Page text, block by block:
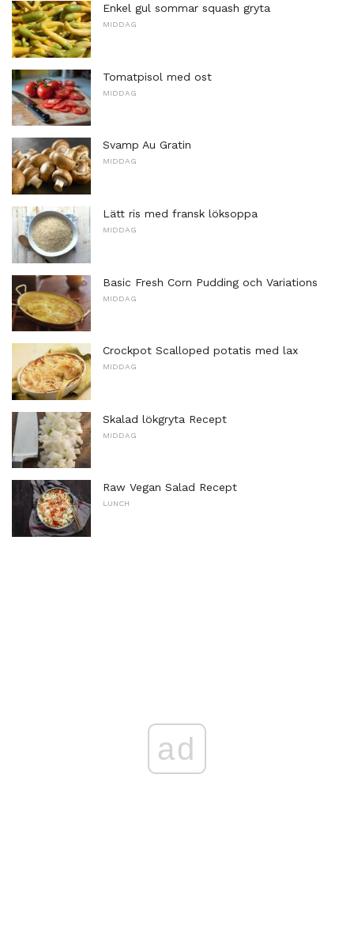
Enkel gul sommar squash gryta
MIDDAG
Tomatpisol med ost
MIDDAG
Svamp Au Gratin
MIDDAG
Lätt ris med fransk löksoppa
MIDDAG
Basic Fresh Corn Pudding och Variations
MIDDAG
Crockpot Scalloped potatis med lax
MIDDAG
Skalad lökgryta Recept
MIDDAG
Raw Vegan Salad Recept
LUNCH
ad